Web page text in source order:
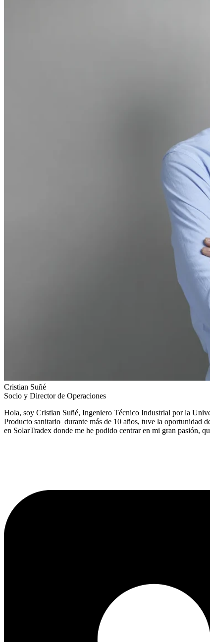
Cristian Suñé
Socio y Director de Operaciones
Hola, soy Cristian Suñé, Ingeniero Técnico Industrial por la
Producto sanitario durante más de 10 años, tuve la oportunidad
en SolarTradex donde me he podido centrar en mi gran pasión,